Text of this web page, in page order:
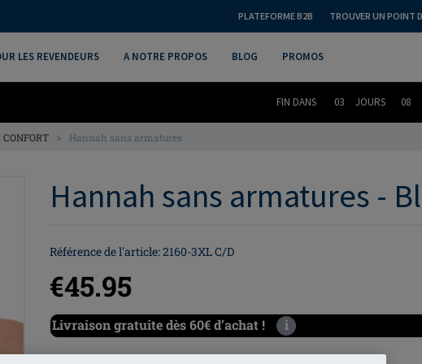
PLATEFORME B2B TROUVER UN POINT
LES REVENDEURS A NOTRE PROPOS BLOG PROMOS
FIN DANS 03 JOURS 08
> Hannah sans armatures
Hannah sans armatures -
Référence de l'article: 2160-3XL C/D
€45.95
Livraison gratuite dès 60€ d’achat ! i